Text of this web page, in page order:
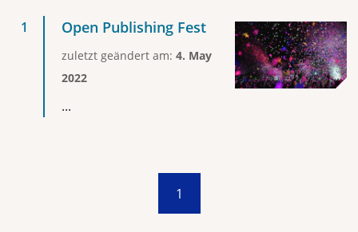
Open Publishing Fest
zuletzt geändert am: 4. May
2022
...
1